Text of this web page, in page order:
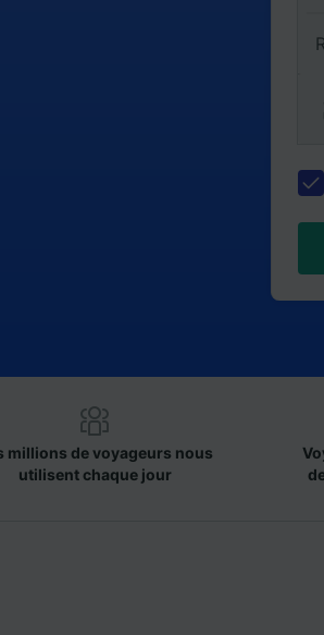
millions de voyageurs nous
utilisent chaque jour